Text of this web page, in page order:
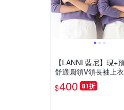
【LANNI 藍尼】現+
舒適圓領V領長袖上
(圓領/V領/舒適/休閒/
$400 81折